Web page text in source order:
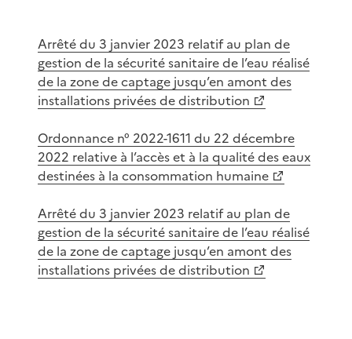
Arrêté du 3 janvier 2023 relatif au plan de
gestion de la sécurité sanitaire de l’eau réalisé
de la zone de captage jusqu’en amont des
installations privées de distribution
Ordonnance n° 2022-1611 du 22 décembre
2022 relative à l’accès et à la qualité des eaux
destinées à la consommation humaine
Arrêté du 3 janvier 2023 relatif au plan de
gestion de la sécurité sanitaire de l’eau réalisé
de la zone de captage jusqu’en amont des
installations privées de distribution